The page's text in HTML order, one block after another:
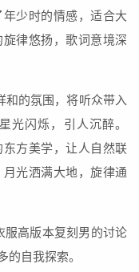
少时的情感，适合大
律悠扬，歌词意境深
和的氛围，将听众带入
光闪烁，引人沉醉。
东方美学，让人自然联
光洒满大地，旋律通
高版本复刻男的讨论
自我探索。